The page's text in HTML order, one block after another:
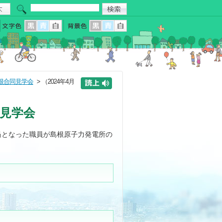
合同見学会 > （2024年4月
学会
なった職員が島根原子力発電所の